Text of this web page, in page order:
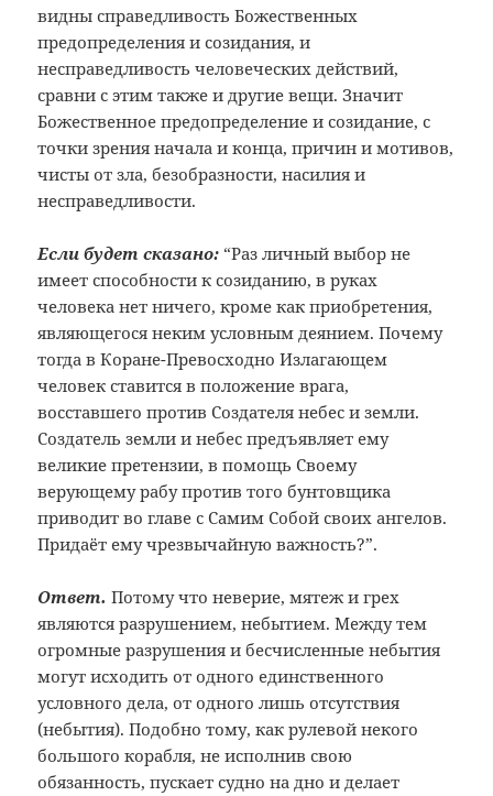
видны справедливость Божественных
предопределения и созидания, и
несправедливость человеческих действий,
сравни с этим также и другие вещи. Значит
Божественное предопределение и созидание, с
точки зрения начала и конца, причин и мотивов,
чисты от зла, безобразности, насилия и
несправедливости.
Если будет сказано: “Раз личный выбор не
имеет способности к созиданию, в руках
человека нет ничего, кроме как приобретения,
являющегося неким условным деянием. Почему
тогда в Коране-Превосходно Излагающем
человек ставится в положение врага,
восставшего против Создателя небес и земли.
Создатель земли и небес предъявляет ему
великие претензии, в помощь Своему
верующему рабу против того бунтовщика
приводит во главе с Самим Собой своих ангелов.
Придаёт ему чрезвычайную важность?”.
Ответ. Потому что неверие, мятеж и грех
являются разрушением, небытием. Между тем
огромные разрушения и бесчисленные небытия
могут исходить от одного единственного
условного дела, от одного лишь отсутствия
(небытия). Подобно тому, как рулевой некого
большого корабля, не исполнив свою
обязанность, пускает судно на дно и делает